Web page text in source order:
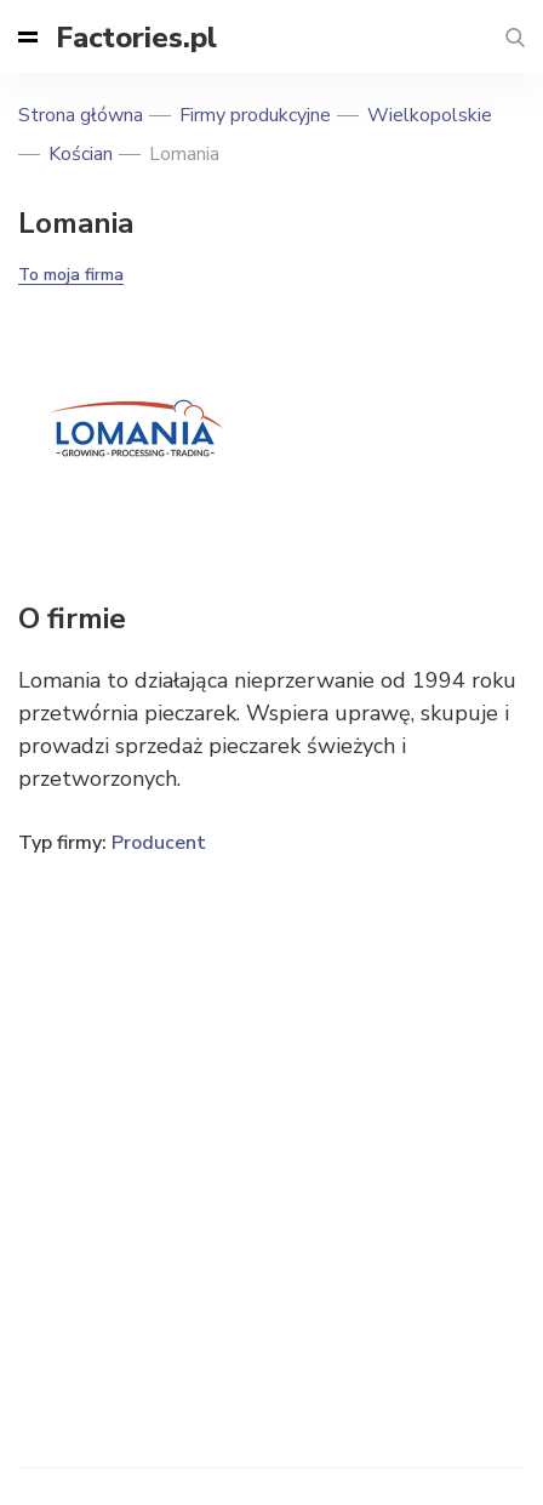
Factories.pl
Strona główna Firmy produkcyjne
Wielkopolskie
Kościan
Lomania
Lomania
To moja firma
O firmie
Lomania to działająca nieprzerwanie od 1994 roku
przetwórnia pieczarek. Wspiera uprawę, skupuje i
prowadzi sprzedaż pieczarek świeżych i
przetworzonych.
Typ firmy: Producent